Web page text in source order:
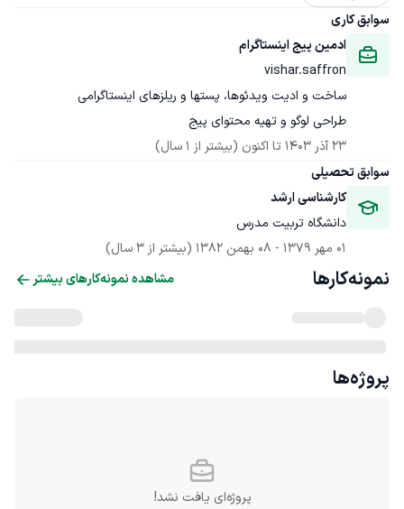
سوابق کاری
ادمین پیج اینستاگرام
vishar.saffron
طراحی لوگو و تهیه محتوای پیج
23 آذر 1403
تا اکنون (بیشتر از 1 سال)
سوابق تحصیلی
کارشناسی ارشد
دانشگاه تربیت مدرس
01 مهر 1379
- 08 بهمن 1382 (بیشتر از 3 سال)
نمونه‌کارها مشاهده نمونه‌کارهای بیشتر
پروژه‌ها
پروژه‌ای یافت نشد!